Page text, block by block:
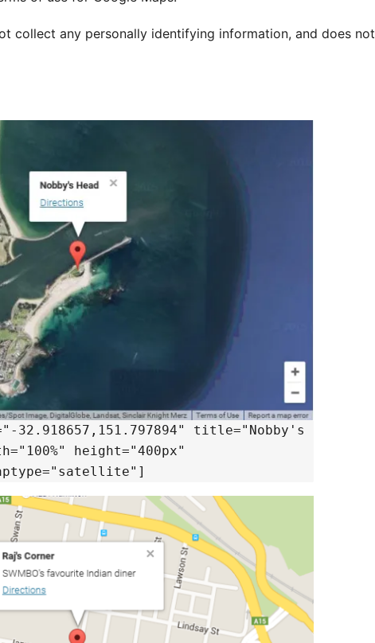
collect any personally identifying information, and does not
32.918657,151.797894" title="Nobby's
height="400px"